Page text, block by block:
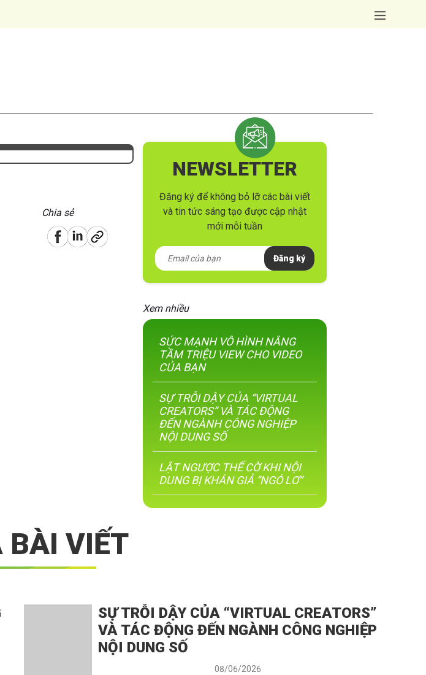
Chia sẻ
NEWSLETTER
Đăng ký để không bỏ lỡ các bài viết
và tin tức sáng tạo được cập nhật
mới mỗi tuần
Đăng ký
Xem nhiều
SỨC MẠNH VÔ HÌNH NÂNG
TẦM TRIỆU VIEW CHO VIDEO
CỦA BẠN
SỰ TRỖI DẬY CỦA “VIRTUAL
CREATORS” VÀ TÁC ĐỘNG
ĐẾN NGÀNH CÔNG NGHIỆP
NỘI DUNG SỐ
LẬT NGƯỢC THẾ CỜ KHI NỘI
DUNG BỊ KHÁN GIẢ “NGÓ LƠ”
BÀI VIẾT
SỰ TRỖI DẬY CỦA “VIRTUAL CREATORS”
VÀ TÁC ĐỘNG ĐẾN NGÀNH CÔNG NGHIỆP
NỘI DUNG SỐ
08/06/2026